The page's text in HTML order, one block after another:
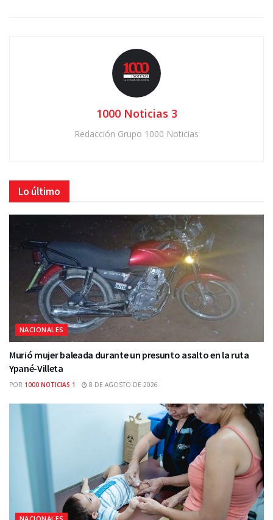
1000 Noticias 3
Redacción Grupo 1000 Noticias
Lo último
NACIONALES
Murió mujer baleada durante un presunto asalto en la ruta
Ypané-Villeta
POR 1000 NOTICIAS 1 8 DE AGOSTO DE 2026